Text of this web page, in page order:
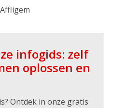
infogids: zelf
oplossen en
Ontdek in onze gratis